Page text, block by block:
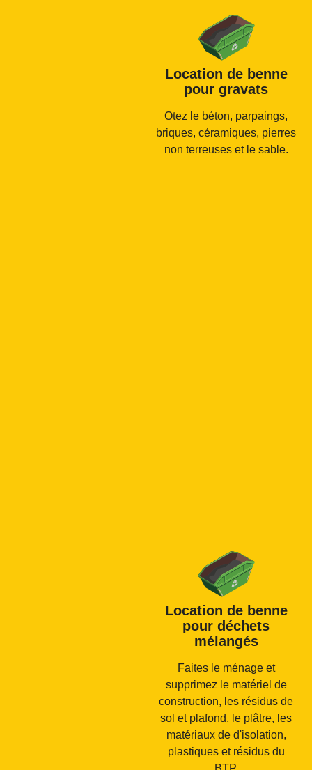
Location de benne
pour gravats
Otez le béton, parpaings,
briques, céramiques, pierres
non terreuses et le sable.
Location de benne
pour déchets
mélangés
Faites le ménage et
supprimez le matériel de
construction, les résidus de
sol et plafond, le plâtre, les
matériaux de d'isolation,
plastiques et résidus du